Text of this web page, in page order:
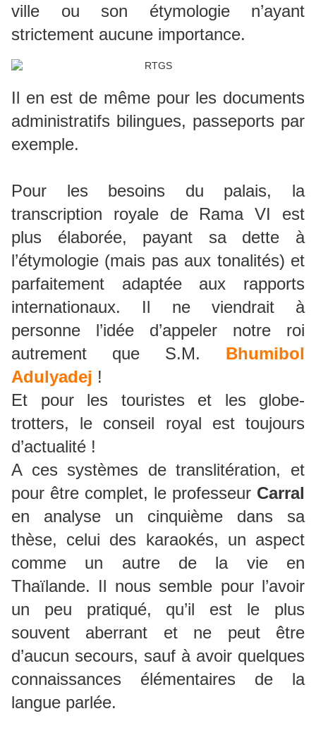
ville ou son étymologie n’ayant
strictement aucune importance.
Il en est de même pour les documents
administratifs bilingues, passeports par
exemple.
Pour les besoins du palais, la
transcription royale de Rama VI est
plus élaborée, payant sa dette à
l’étymologie (mais pas aux tonalités) et
parfaitement adaptée aux rapports
internationaux. Il ne viendrait à
personne l’idée d’appeler notre roi
autrement que S.M. Bhumibol
Adulyadej !
Et pour les touristes et les globe-
trotters, le conseil royal est toujours
d’actualité !
A ces systèmes de translitération, et
pour être complet, le professeur Carral
en analyse un cinquième dans sa
thèse, celui des karaokés, un aspect
comme un autre de la vie en
Thaïlande. Il nous semble pour l’avoir
un peu pratiqué, qu’il est le plus
souvent aberrant et ne peut être
d’aucun secours, sauf à avoir quelques
connaissances élémentaires de la
langue parlée.